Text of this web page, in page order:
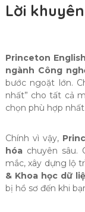
Lời
Princeton English
ngành Công
bước ngoặt lớn.
nhất” cho tất cả
chọn phù hợp
Chính vì vậy,
hóachuyên sâu.
mắc, xây dựng lộ
& Khoa học dữ
bị hồ sơ đến khi